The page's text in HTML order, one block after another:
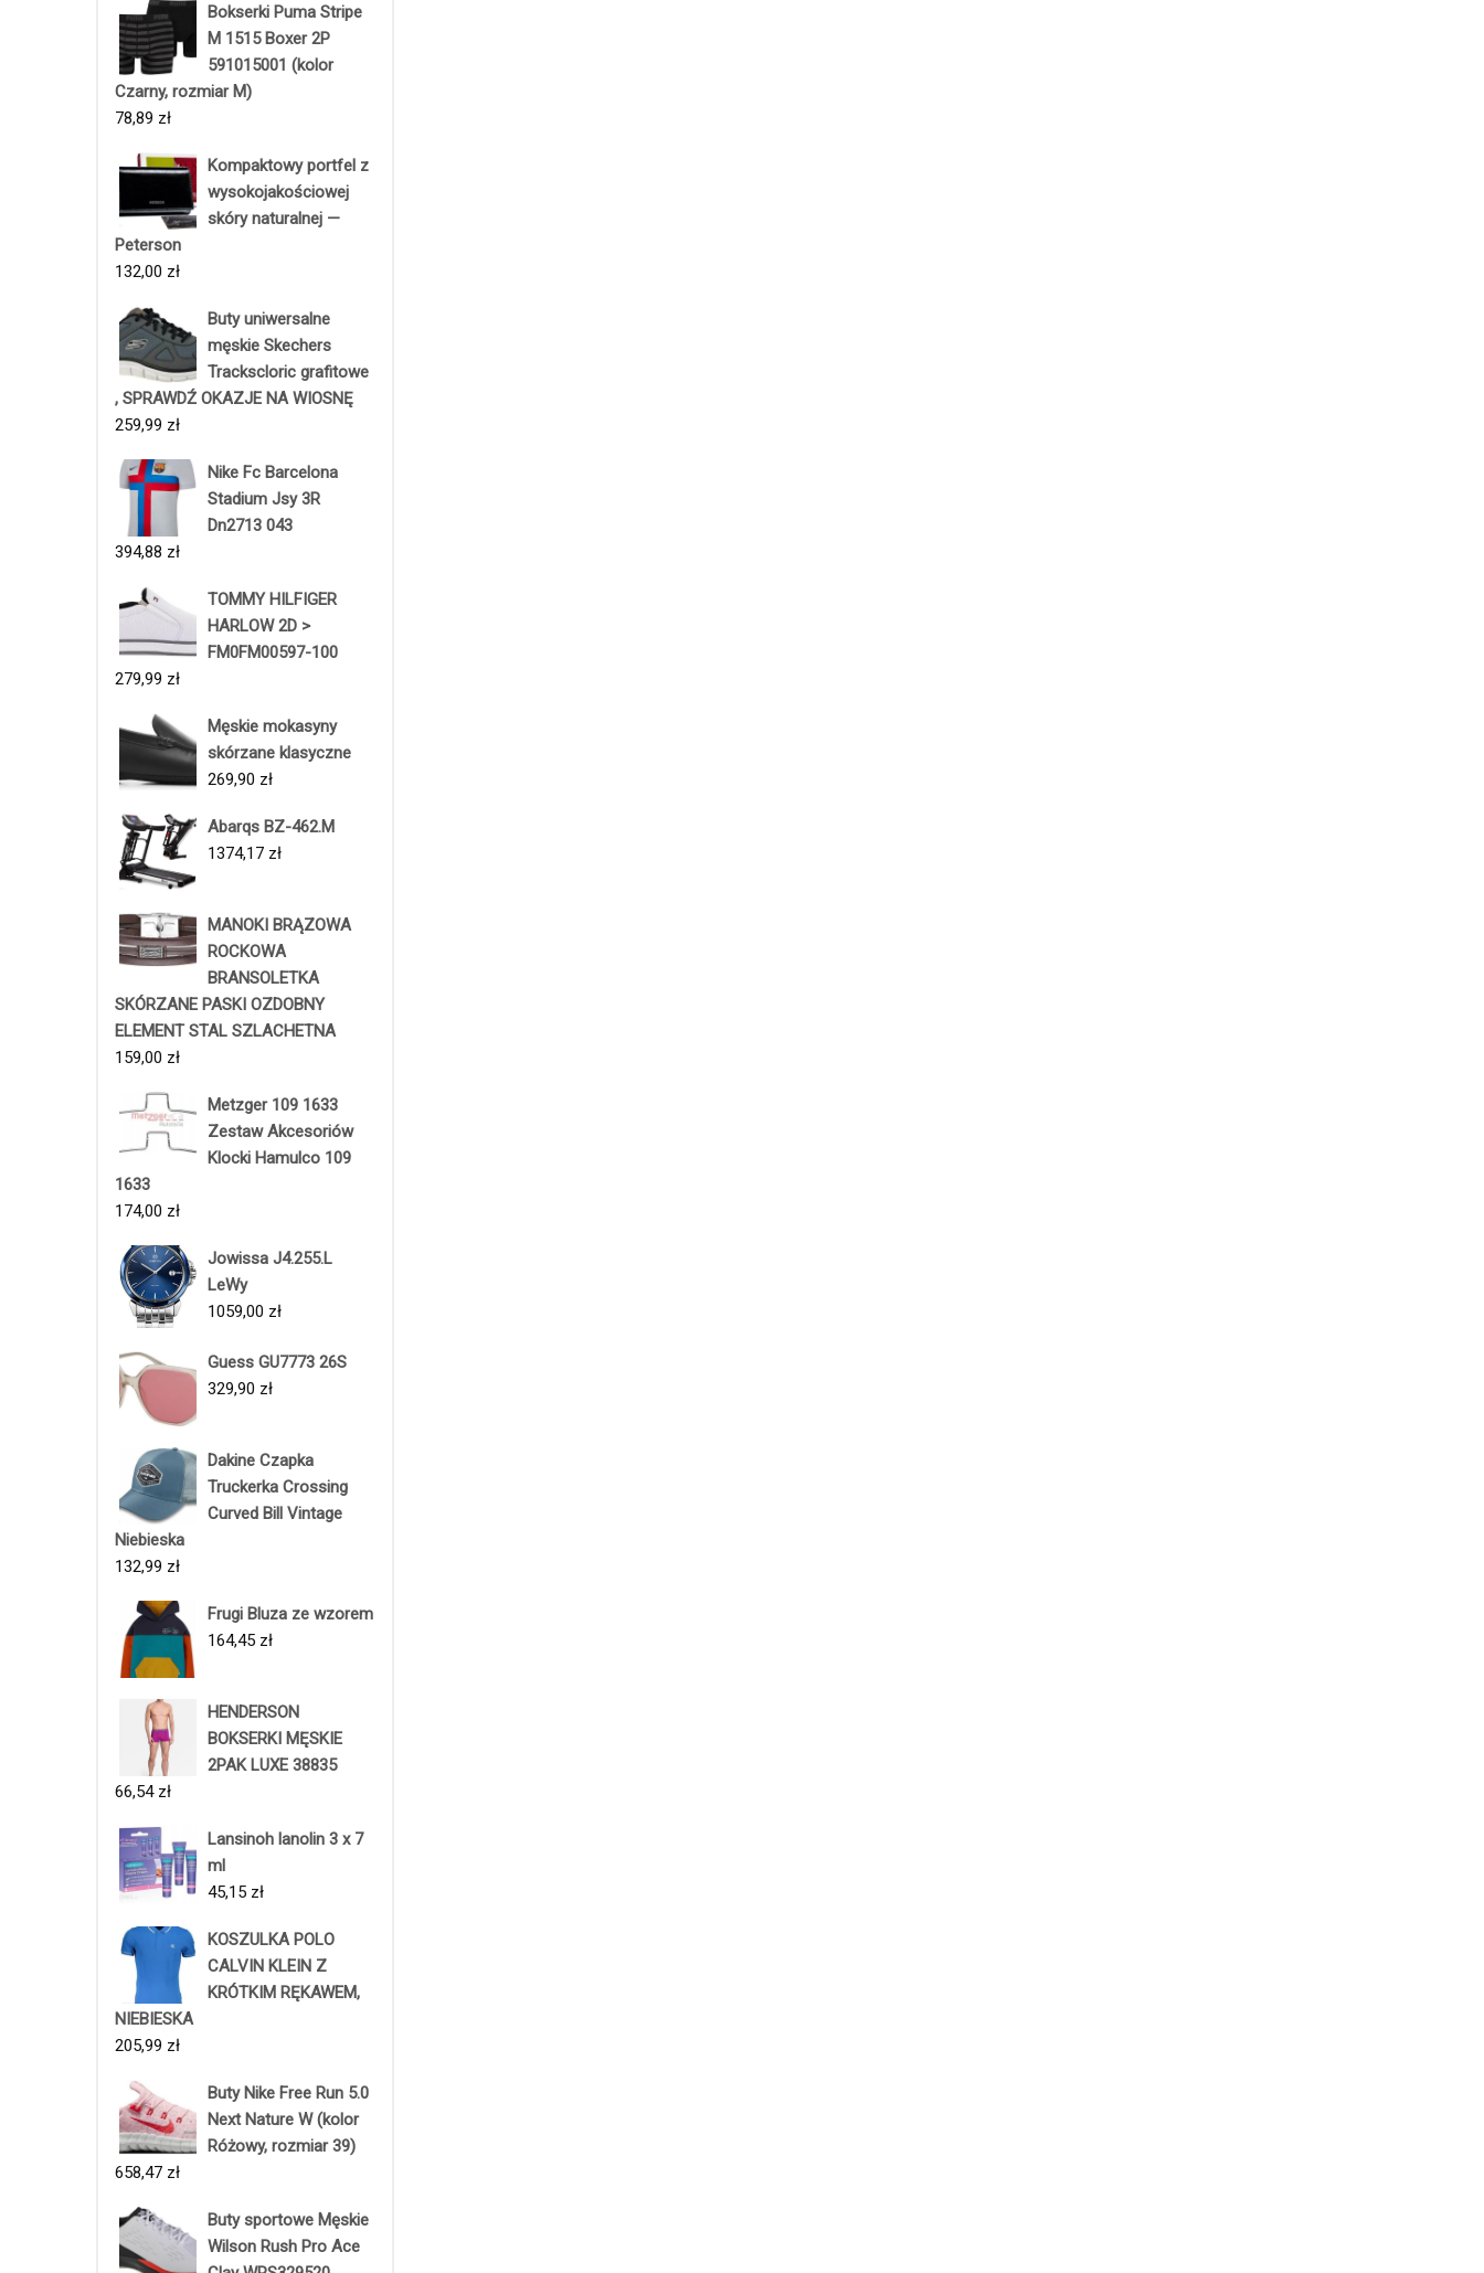
Bokserki Puma Stripe
M 1515 Boxer 2P
591015001 (kolor
Czarny, rozmiar M)
78,89 zł
Kompaktowy portfel z
wysokojakościowej
skóry naturalnej —
Peterson
132,00 zł
Buty uniwersalne
męskie Skechers
Trackscloric grafitowe
, SPRAWDŹ OKAZJE NA WIOSNĘ
259,99 zł
Nike Fc Barcelona
Stadium Jsy 3R
Dn2713 043
394,88 zł
TOMMY HILFIGER
HARLOW 2D >
FM0FM00597-100
279,99 zł
Męskie mokasyny
skórzane klasyczne
269,90 zł
Abarqs BZ-462.M
1374,17 zł
MANOKI BRĄZOWA
ROCKOWA
BRANSOLETKA
SKÓRZANE PASKI OZDOBNY
ELEMENT STAL SZLACHETNA
159,00 zł
Metzger 109 1633
Zestaw Akcesoriów
Klocki Hamulco 109
1633
174,00 zł
Jowissa J4.255.L
LeWy
1059,00 zł
Guess GU7773 26S
329,90 zł
Dakine Czapka
Truckerka Crossing
Curved Bill Vintage
Niebieska
132,99 zł
Frugi Bluza ze wzorem
164,45 zł
HENDERSON
BOKSERKI MĘSKIE
2PAK LUXE 38835
66,54 zł
Lansinoh lanolin 3 x 7
ml
45,15 zł
KOSZULKA POLO
CALVIN KLEIN Z
KRÓTKIM RĘKAWEM,
NIEBIESKA
205,99 zł
Buty Nike Free Run 5.0
Next Nature W (kolor
Różowy, rozmiar 39)
658,47 zł
Buty sportowe Męskie
Wilson Rush Pro Ace